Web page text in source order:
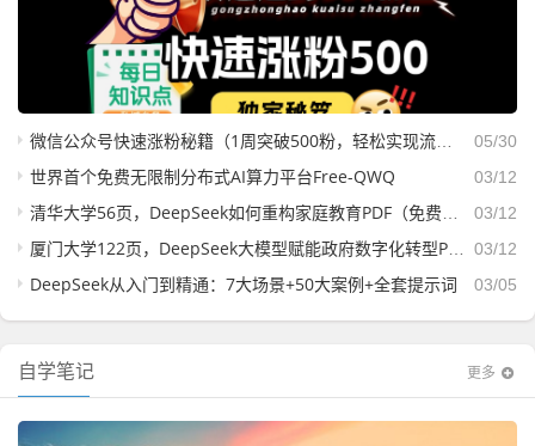
05/30
微信公众号快速涨粉秘籍（1周突破500粉，轻松实现流量主收益）
03/12
世界首个免费无限制分布式AI算力平台Free-QWQ
03/12
清华大学56页，DeepSeek如何重构家庭教育PDF（免费下载）
03/12
厦门大学122页，DeepSeek大模型赋能政府数字化转型PDF（免费下载）
03/05
DeepSeek从入门到精通：7大场景+50大案例+全套提示词
自学笔记 更多